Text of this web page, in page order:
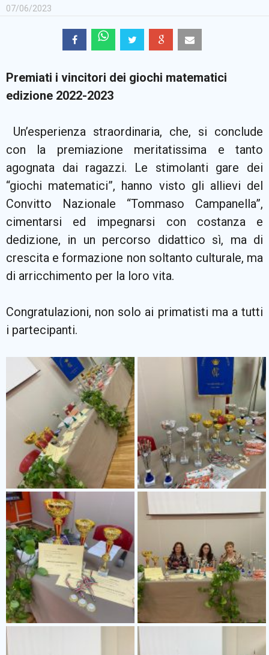
07/06/2023
Premiati i vincitori dei giochi matematici
edizione 2022-2023
Un’esperienza straordinaria, che, si conclude
con la premiazione meritatissima e tanto
agognata dai ragazzi. Le stimolanti gare dei
“giochi matematici”, hanno visto gli allievi del
Convitto Nazionale “Tommaso Campanella”,
cimentarsi ed impegnarsi con costanza e
dedizione, in un percorso didattico sì, ma di
crescita e formazione non soltanto culturale, ma
di arricchimento per la loro vita.
Congratulazioni, non solo ai primatisti ma a tutti
i partecipanti.